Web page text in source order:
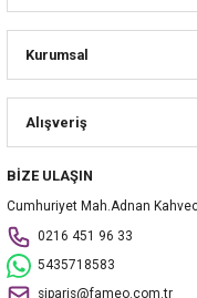
Kurumsal
Alışveriş
BİZE ULAŞIN
Cumhuriyet Mah.Adnan
0216 451 96 33
5435718583
siparis@fameo.com.tr